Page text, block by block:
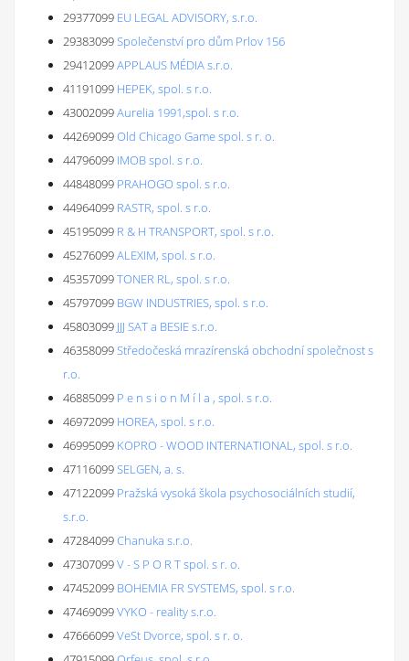
29377099 EU LEGAL ADVISORY, s.r.o.
29383099Společenství pro dům Prlov 156
29412099APPLAUS MÉDIA s.r.o.
41191099 HEPEK, spol. s r.o.
43002099Aurelia 1991,spol. s r.o.
44269099Old Chicago Game spol. s r. o.
44796099 IMOB spol. s r.o.
44848099 PRAHOGO spol. s r.o.
44964099 RASTR, spol. s r.o.
45195099 R & H TRANSPORT, spol. s r.o.
45276099ALEXIM, spol. s r.o.
45357099TONER RL, spol. s r.o.
45797099 BGW INDUSTRIES, spol. s r.o.
45803099 JJJ SAT a BESIE s.r.o.
46358099Středočeská mrazírenská obchodní společnost s
r.o.
46885099 P e n s i o n M í l a , spol. s r.o.
46972099 HOREA, spol. s r.o.
46995099 KOPRO - WOOD INTERNATIONAL, spol. s r.o.
47116099SELGEN, a. s.
47122099 Pražská vysoká škola psychosociálních studií,
s.r.o.
47284099Chanuka s.r.o.
47307099V - S P O R T spol. s r. o.
47452099 BOHEMIA FR SYSTEMS, spol. s r.o.
47469099VYKO - reality s.r.o.
47666099VeSt Dvorce, spol. s r. o.